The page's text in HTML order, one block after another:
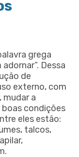
grega
Dessa
de
externo, com
mudar a
condições
eles estão:
talcos,